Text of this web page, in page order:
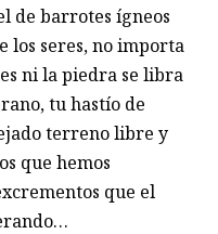
de barrotes ígneos
los seres, no importa
ni la piedra se libra
tu hastío de
terreno libre y
que hemos
que el